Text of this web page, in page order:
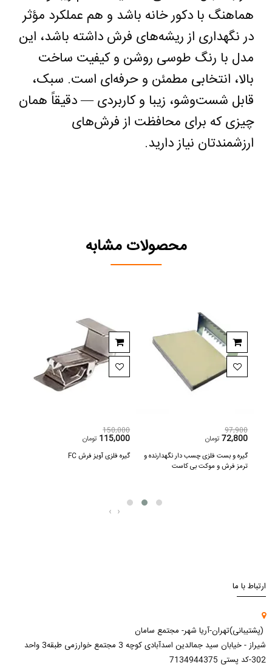
هماهنگ با دکور خانه باشد و هم عملکرد مؤثر
در نگهداری از ریشه‌های فرش داشته باشد، این
مدل با رنگ طوسی روشن و کیفیت ساخت
بالا، انتخابی مطمئن و حرفه‌ای است. سبک،
قابل شست‌وشو، زیبا و کاربردی — دقیقاً همان
چیزی که برای محافظت از فرش‌های
ارزشمندتان نیاز دارید.
محصولات مشابه
تومان
گیره و بست فلزی چسب دار نگهدارنده و
تومان
محافظ ریشه فرش بیتا 6 متری حریر
‹ ›
ارتباط با ما
(پشتیبانی)تهران-آریا شهر- مجتمع سامان
شیراز - خیابان سید جمالدین اسدآبادی کوچه 3 مجتمع خوارزمی طبقه3 واحد
302-کد پستی 7134944375